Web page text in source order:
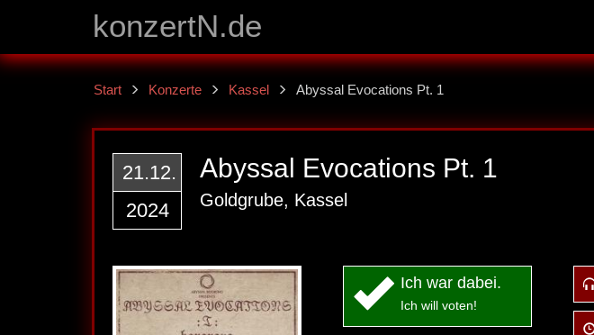
konzertN.de
Start Konzerte Kassel Abyssal Evocations Pt. 1
21.12.
2024
Abyssal Evocations Pt. 1
Goldgrube, Kassel
Ich war dabei.
Ich will voten!